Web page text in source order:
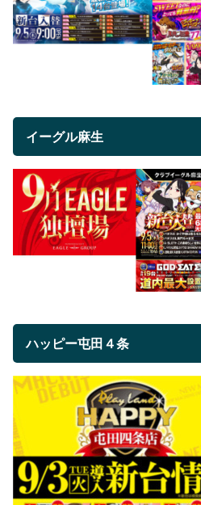
イーグル麻生
ハッピー屯田４条